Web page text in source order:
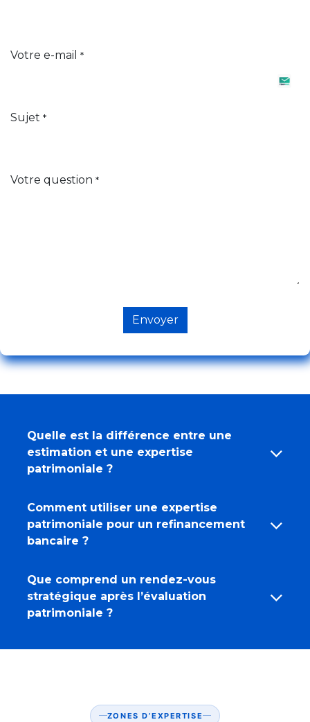
Votre e-mail *
Sujet *
Votre question *
Envoyer
Quelle est la différence entre une
estimation et une expertise
Comment utiliser une expertise
patrimoniale pour un refinancement
Que comprend un rendez-vous
stratégique après l’évaluation
patrimoniale ?
ZONES D’EXPERTISE